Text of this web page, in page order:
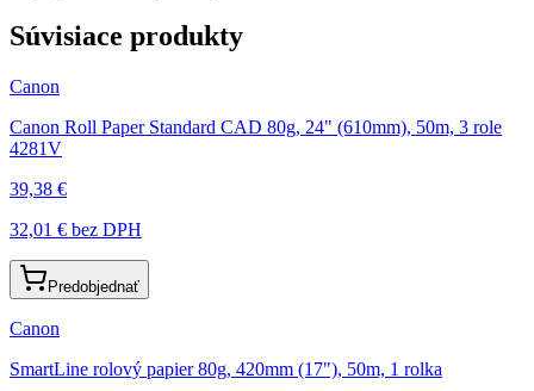
Súvisiace produkty
Canon
Canon Roll Paper Standard CAD 80g, 24" (610mm), 50m, 3 role
4281V
39,38 €
32,01 € bez DPH
Predobjednať
Canon
SmartLine rolový papier 80g, 420mm (17"), 50m, 1 rolka